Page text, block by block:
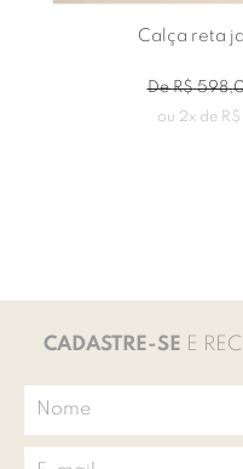
Calça reta
DeR$ 598,
ou 2x de R$
CADASTRE-SE E